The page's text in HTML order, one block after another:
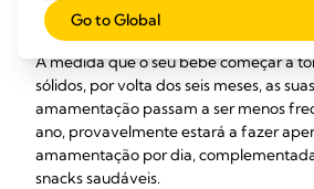
Parar de amamentar depois dos seis
À medida que o seu bebé começar a
sólidos, por volta dos seis meses, as
amamentação passam a ser menos
ano, provavelmente estará a fazer
amamentação por dia,
snacks saudáveis.
Go to Global